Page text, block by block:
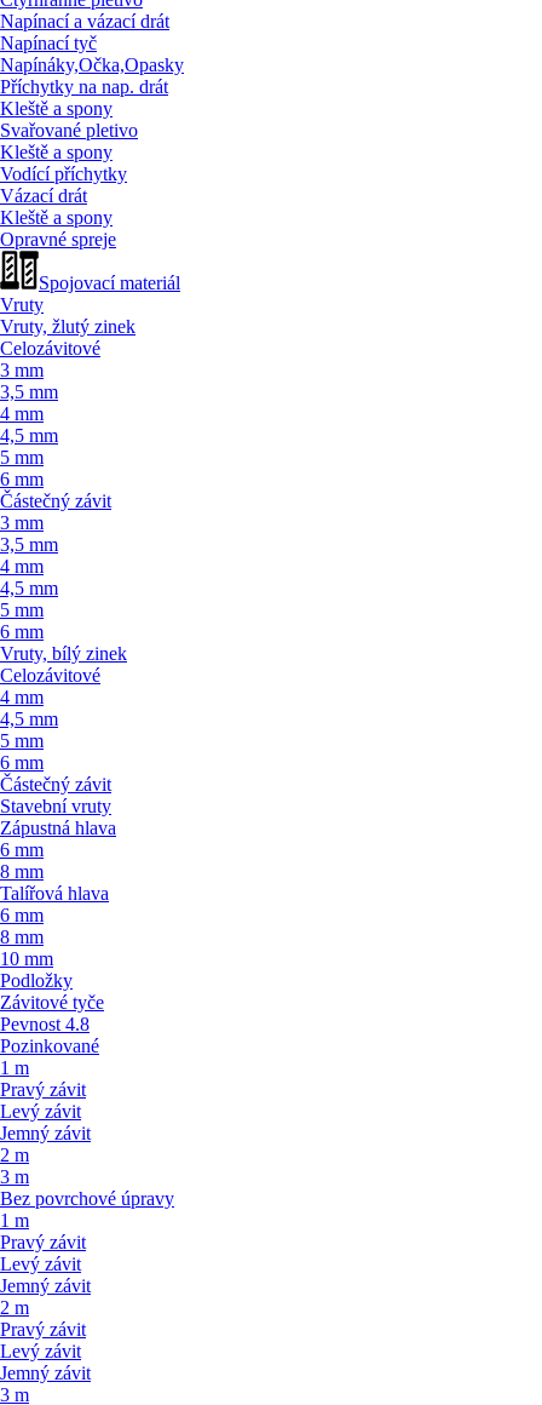
Napínací a vázací drát
Napínací tyč
Napínáky,Očka,Opasky
Příchytky na nap. drát
Kleště a spony
Svařované pletivo
Kleště a spony
Vodící příchytky
Vázací drát
Kleště a spony
Opravné spreje
Spojovací materiál
Vruty
Vruty, žlutý zinek
Celozávitové
3 mm
3,5 mm
4 mm
4,5 mm
5 mm
6 mm
Částečný závit
3 mm
3,5 mm
4 mm
4,5 mm
5 mm
6 mm
Vruty, bílý zinek
Celozávitové
4 mm
4,5 mm
5 mm
6 mm
Částečný závit
Stavební vruty
Zápustná hlava
6 mm
8 mm
Talířová hlava
6 mm
8 mm
10 mm
Podložky
Závitové tyče
Pevnost 4.8
Pozinkované
1 m
Pravý závit
Levý závit
Jemný závit
2 m
3 m
Bez povrchové úpravy
1 m
Pravý závit
Levý závit
Jemný závit
2 m
Pravý závit
Levý závit
Jemný závit
3 m